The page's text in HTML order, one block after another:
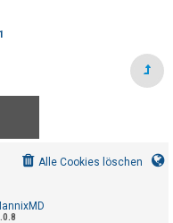
1
Alle Cookies löschen